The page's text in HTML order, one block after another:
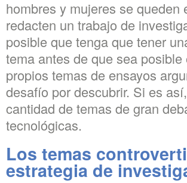
hombres y mujeres se
redacten un trabajo de
posible que tenga que tener
tema antes de que sea
propios temas de ensayos
desafío por descubrir. Si es
cantidad de temas de gran
tecnológicas.
Los temas
estrategia de